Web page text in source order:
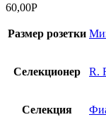
60,00Р
Размер розетки
Селекционер R.
Селекция